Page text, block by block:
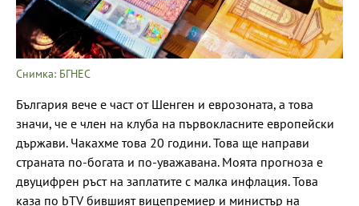
Снимка: БГНЕС
България вече е част от Шенген и еврозоната, а това
значи, че е член на клуба на първокласните европейски
държави. Чакахме това 20 години. Това ще направи
страната по-богата и по-уважавана. Моята прогноза е
двуцифрен ръст на заплатите с малка инфлация. Това
каза по bTV бившият вицепремиер и министър на